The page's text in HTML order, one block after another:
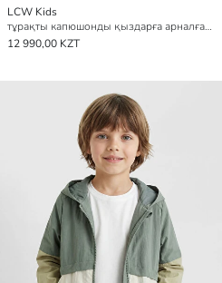
LCW Kids
тұрақты капюшонды қыздарға арналған жаңбыр жамылғысы
12 990,00 KZT